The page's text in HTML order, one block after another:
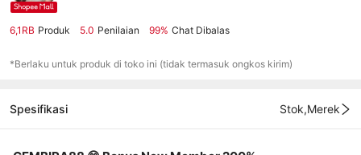
6,1RB Produk 5.0 Penilaian 99% Chat Dibalas
*Berlaku untuk produk di toko ini (tidak termasuk ongkos kirim)
Spesifikasi Stok,Merek